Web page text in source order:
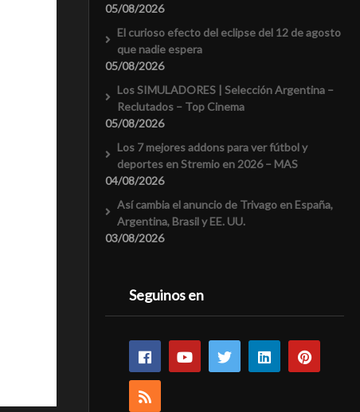
05/08/2026
El curioso efecto del eclipse del 12 de agosto
que nadie espera
05/08/2026
Los SIMULADORES | Selección Argentina –
Reclutados – Top Cinema
05/08/2026
Los 7 mejores addons para ver fútbol y
deportes en Stremio en 2026 – MAS
04/08/2026
Así cambia el anuncio de Trivago en España,
Argentina, Brasil y EE. UU.
03/08/2026
Seguinos en